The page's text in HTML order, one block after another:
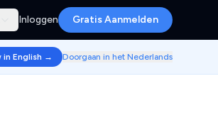
Inloggen Gratis Aanmelden
in English → Doorgaan in het Nederlands